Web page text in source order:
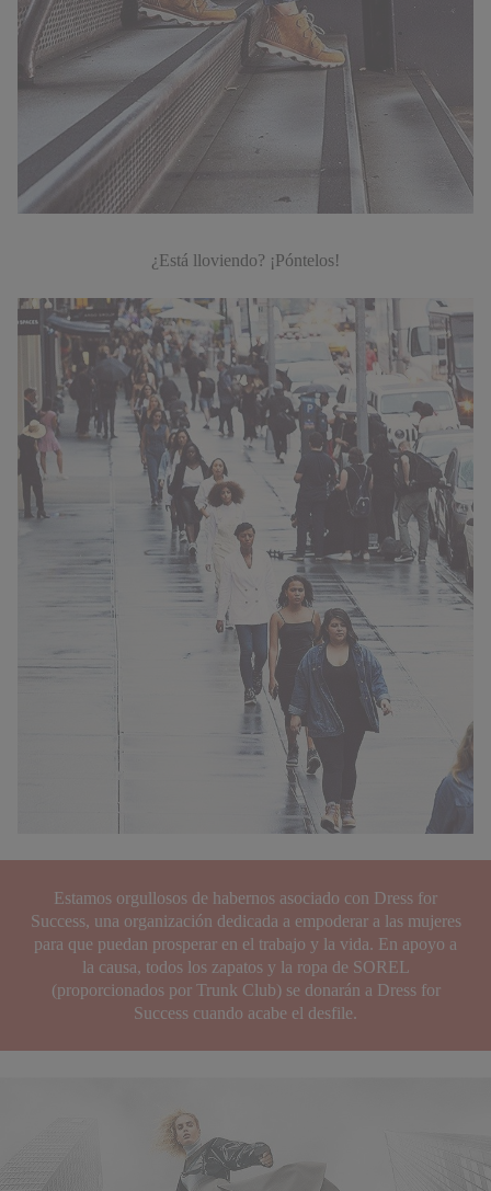
¿Está lloviendo? ¡Póntelos!
Estamos orgullosos de habernos asociado con Dress for
Success, una organización dedicada a empoderar a las mujeres
para que puedan prosperar en el trabajo y la vida. En apoyo a
la causa, todos los zapatos y la ropa de SOREL
(proporcionados por Trunk Club) se donarán a Dress for
Success cuando acabe el desfile.